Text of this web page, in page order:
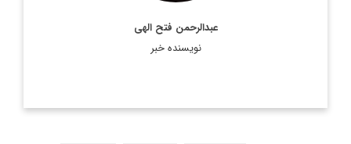
عبدالرحمن فتح الهی
نویسنده خبر